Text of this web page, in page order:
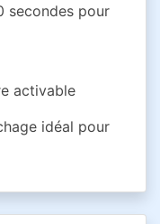
secondes pour
activable
idéal pour